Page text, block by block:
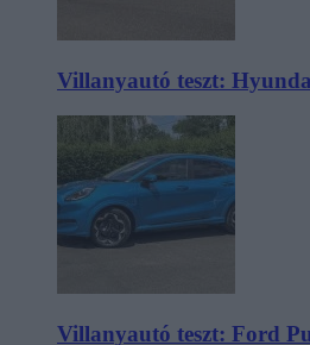
Villanyautó teszt:
Villanyautó teszt: Ford